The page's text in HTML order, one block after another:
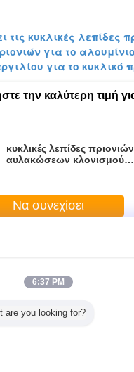
τις κυκλικές λεπίδες
για το αλουμίνιο
για το κυκλικό
την καλύτερη τιμή
κυκλικές λεπίδες πριονιών
αυλακώσεων κλονισμού
Να συνεχίσει
κυκλική λεπίδα
6:37 PM
are you looking for?